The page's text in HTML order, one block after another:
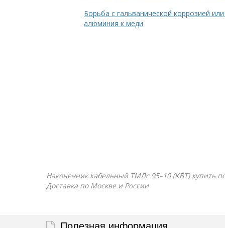
Борьба с гальванической коррозией
алюминия к меди
Наконечник кабельный ТМЛс 95–10 (КВТ) купить
Доставка по Москве и России
Полезная информация